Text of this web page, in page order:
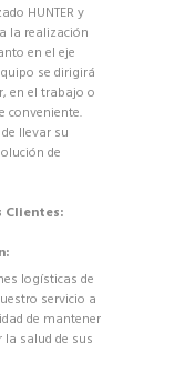
HUNTER y
la realización
en el eje
se dirigirá
en el trabajo o
conveniente.
llevar su
de
Clientes:
logísticas de
servicio a
de mantener
salud de sus